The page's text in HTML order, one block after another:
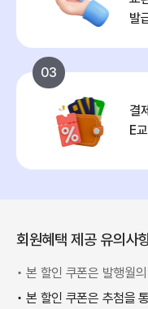
발
03
결
E
회원혜택 제공 유의사
• 본 할인 쿠폰은 발행월
• 본 할인 쿠폰은 추첨을